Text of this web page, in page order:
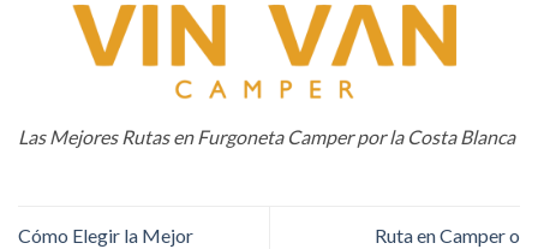
Las Mejores Rutas en Furgoneta Camper por la Costa Blanca
Cómo Elegir la Mejor
Ruta en Camper o